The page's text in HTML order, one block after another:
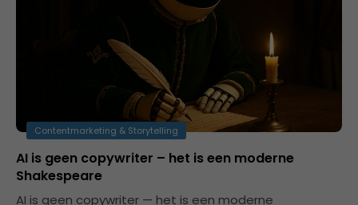
Contentmarketing & Storytelling
AI is geen copywriter – het is een moderne
Shakespeare
AI is geen copywriter — het is een moderne